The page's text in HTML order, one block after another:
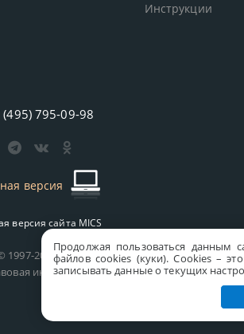
Продолжая пользоваться данным
файлов cookies (куки). Сookies –
записывать данные о текущих
Инструкции
(495) 795-09-98
версия
версия сайта MICS
2026 MICS Distribution Company
информация